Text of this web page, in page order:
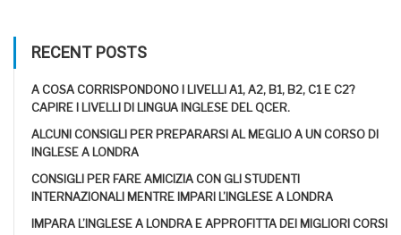
RECENT POSTS
A COSA CORRISPONDONO I LIVELLI A1, A2, B1, B2, C1 E C2?
CAPIRE I LIVELLI DI LINGUA INGLESE DEL QCER.
ALCUNI CONSIGLI PER PREPARARSI AL MEGLIO A UN CORSO DI
INGLESE A LONDRA
CONSIGLI PER FARE AMICIZIA CON GLI STUDENTI
INTERNAZIONALI MENTRE IMPARI L’INGLESE A LONDRA
IMPARA L’INGLESE A LONDRA E APPROFITTA DEI MIGLIORI CORSI